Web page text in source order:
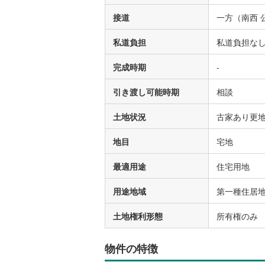
接道 一方（南西
私道負担 私道負担なし
完成時期 -
引き渡し可能時期 相談
土地状況 古家あり更
地目 宅地
最適用途 住宅用地
用途地域 第一種住居
土地権利形態 所有権のみ
物件の特徴